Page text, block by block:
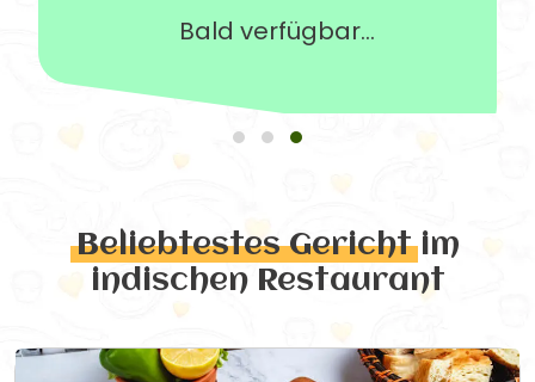
Bald verfügbar...
Beliebtestes Gerichtim
indischen Restaurant